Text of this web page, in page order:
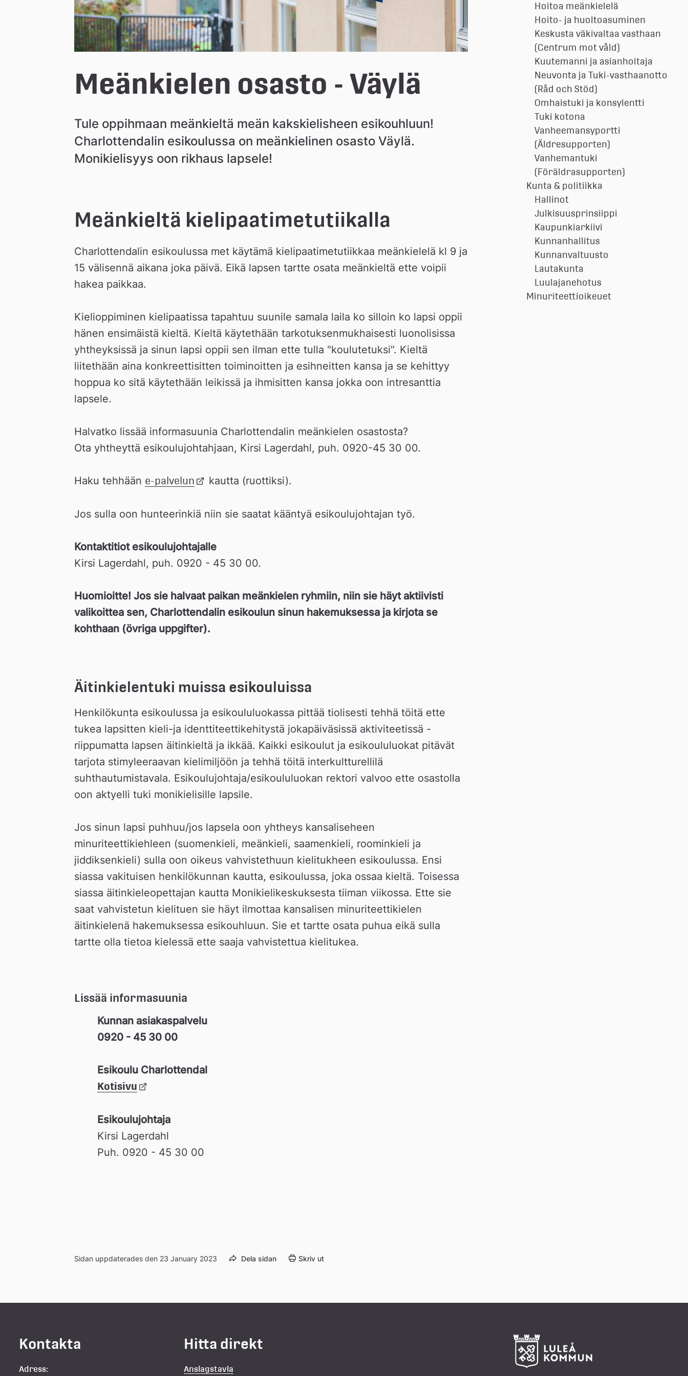
Meänkielen osasto - Väylä
Tule oppihmaan meänkieltä meän kakskielisheen esikouhluun!
Charlottendalin esikoulussa on meänkielinen osasto Väylä.
Monikielisyys oon rikhaus lapsele!
Meänkieltä kielipaatimetutiikalla
Charlottendalin esikoulussa met käytämä kielipaatimetutiikkaa meänkielelä kl 9 ja
15 välisennä aikana joka päivä. Eikä lapsen tartte osata meänkieltä ette voipii
hakea paikkaa.
Kielioppiminen kielipaatissa tapahtuu suunile samala laila ko silloin ko lapsi oppii
hänen ensimäistä kieltä. Kieltä käytethään tarkotuksenmukhaisesti luonolisissa
yhtheyksissä ja sinun lapsi oppii sen ilman ette tulla "koulutetuksi". Kieltä
liitethään aina konkreettisitten toiminoitten ja esihneitten kansa ja se kehittyy
hoppua ko sitä käytethään leikissä ja ihmisitten kansa jokka oon intresanttia
lapsele.
Halvatko lissää informasuunia Charlottendalin meänkielen osastosta?
Ota yhtheyttä esikoulujohtahjaan, Kirsi Lagerdahl, puh. 0920-45 30 00.
Haku tehhään e-palvelun Länk
extern
kautta (ruottiksi).
Jos sulla oon hunteerinkiä niin sie saatat kääntyä esikoulujohtajan työ.
Kontaktitiot esikoulujohtajalle
Kirsi Lagerdahl, puh. 0920 - 45 30 00.
Huomioitte! Jos sie halvaat paikan meänkielen ryhmiin, niin sie häyt aktiivisti
valikoittea sen, Charlottendalin esikoulun sinun hakemuksessa ja kirjota se
kohthaan (övriga uppgifter).
Äitinkielentuki muissa esikouluissa
Henkilökunta esikoulussa ja esikoululuokassa pittää tiolisesti tehhä töitä ette
tukea lapsitten kieli-ja identtiteettikehitystä jokapäiväsissä aktiviteetissä -
riippumatta lapsen äitinkieltä ja ikkää. Kaikki esikoulut ja esikoululuokat pitävät
tarjota stimyleeraavan kielimiljöön ja tehhä töitä interkultturellilä
suhthautumistavala. Esikoulujohtaja/esikoululuokan rektori valvoo ette osastolla
oon aktyelli tuki monikielisille lapsile.
Jos sinun lapsi puhhuu/jos lapsela oon yhtheys kansaliseheen
minuriteettikiehleen (suomenkieli, meänkieli, saamenkieli, roominkieli ja
jiddiksenkieli) sulla oon oikeus vahvistethuun kielitukheen esikoulussa. Ensi
siassa vakituisen henkilökunnan kautta, esikoulussa, joka ossaa kieltä. Toisessa
siassa äitinkieleopettajan kautta Monikielikeskuksesta tiiman viikossa. Ette sie
saat vahvistetun kielituen sie häyt ilmottaa kansalisen minuriteettikielen
äitinkielenä hakemuksessa esikouhluun. Sie et tartte osata puhua eikä sulla
tartte olla tietoa kielessä ette saaja vahvistettua kielitukea.
Lissää informasuunia
Kunnan asiakaspalvelu
0920 - 45 30 00
Esikoulu Charlottendal
Kotisivu Länk
extern
webbplats
Esikoulujohtaja
Kirsi Lagerdahl
Puh. 0920 - 45 30 00
Hoitoa meänkielelä
Hoito- ja huoltoasuminen
Keskusta väkivaltaa vasthaan
(Centrum mot våld)
Kuutemanni ja asianhoitaja
Neuvonta ja Tuki-vasthaanotto
(Råd och Stöd)
Omhaistuki ja konsylentti
Tuki kotona
Vanheemansyportti
(Äldresupporten)
Vanhemantuki
(Föräldrasupporten)
Kunta & politiikka
Hallinot
Julkisuusprinsiippi
Kaupunkiarkiivi
Kunnanhallitus
Kunnanvaltuusto
Lautakunta
Luulajanehotus
Minuriteettioikeuet
Sidan uppdaterades den 23 January 2023 Dela sidan Skriv ut
Kontakta
Adress:
Hitta direkt
Anslagstavla